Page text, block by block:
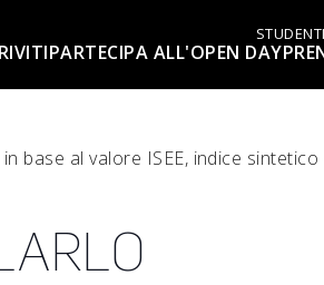
STUDENTI
PARTECIPA ALL'OPEN DAY
base al valore ISEE, indice